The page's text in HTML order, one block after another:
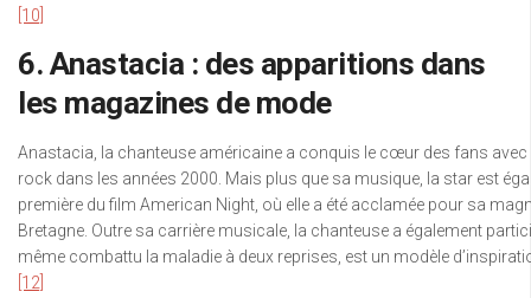
[10]
6. Anastacia : des apparitions dans
les magazines de mode
Anastacia, la chanteuse américaine a conquis le cœur des fans
rock dans les années 2000. Mais plus que sa musique, la star est
première du film American Night, où elle a été acclamée pour sa
Bretagne. Outre sa carrière musicale, la chanteuse a également
même combattu la maladie à deux reprises, est un modèle
[12]